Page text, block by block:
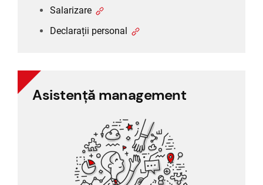
Salarizare
Declarații personal
Asistență management
Asistență management
Managementul sarcinilor
Managementul proiectelor
Rapoarte și controlling